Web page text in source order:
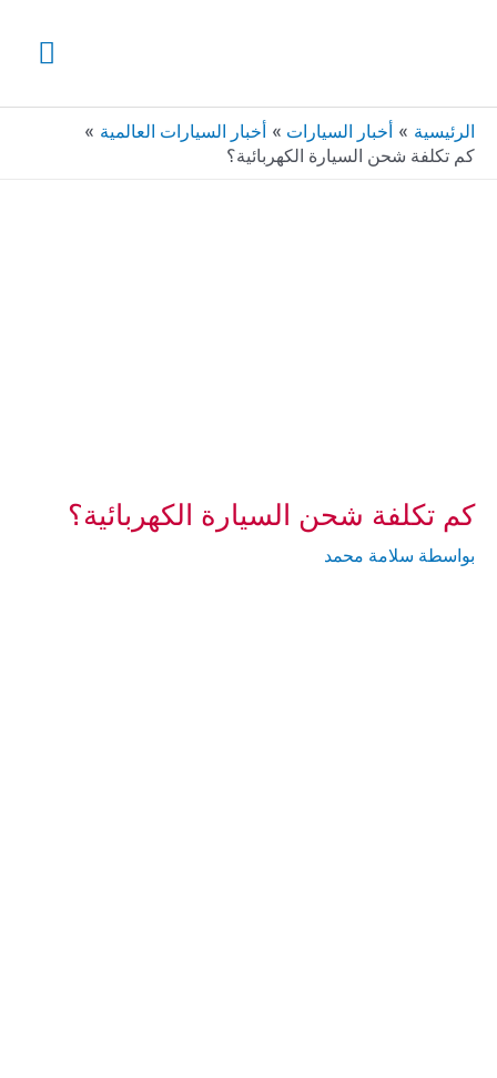
الرئيسية أخبار السيارات
أخبار السيارات العالمية
كم تكلفة شحن السيارة الكهربائية؟
كم تكلفة شحن السيارة الكهربائية؟
بواسطة سلامة محمد